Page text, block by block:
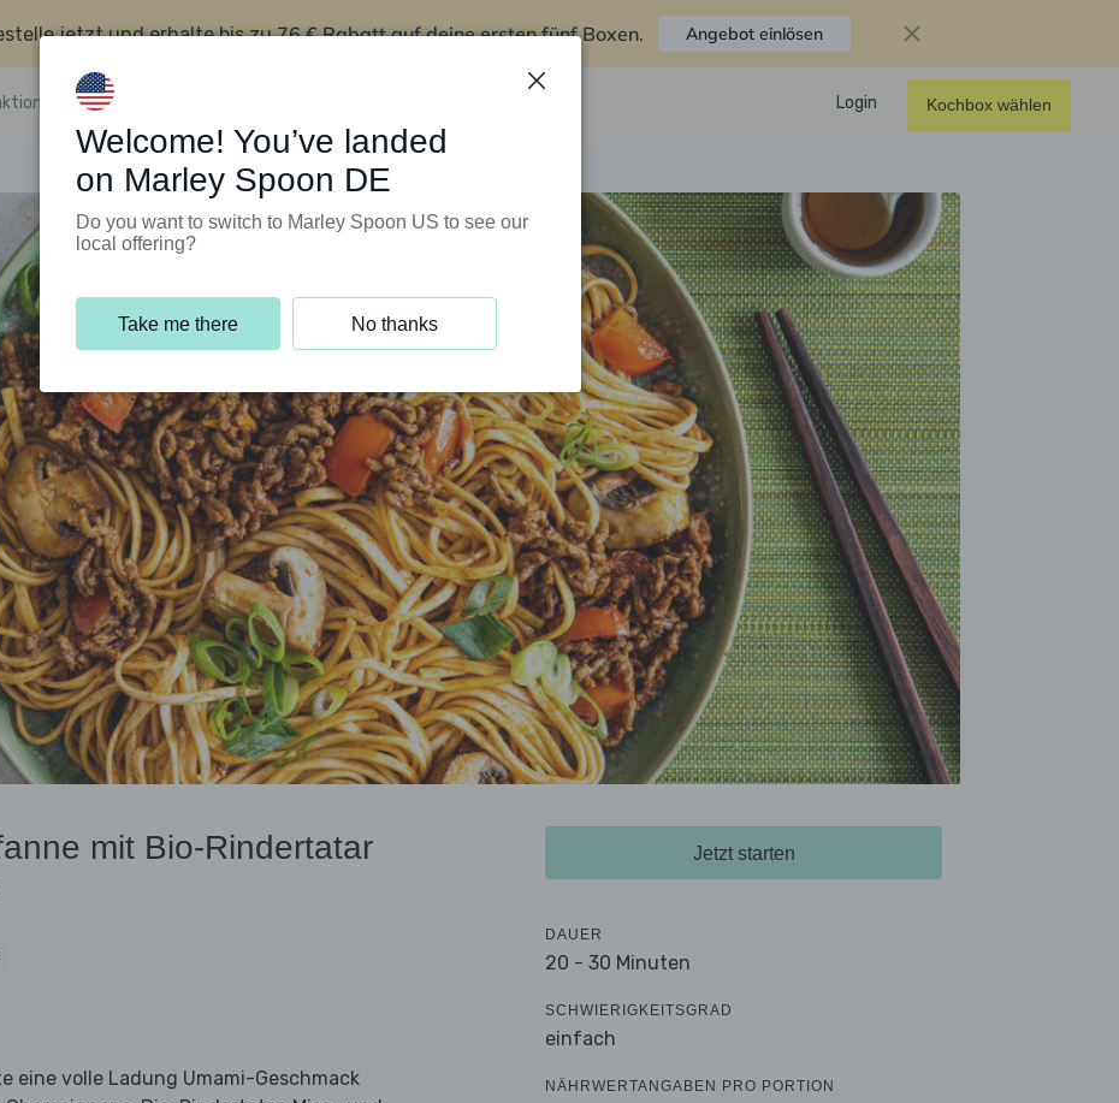
jetzt und erhalte bis zu76 € Rabatt auf deine ersten fünf Boxen. Angebot einlösen
Kundenservice Login Kochbox wählen
mit Bio-Rindertatar
eine volle Ladung Umami-Geschmack
Jetzt starten
DAUER
20 - 30 Minuten
SCHWIERIGKEITSGRAD
einfach
NÄHRWERTANGABEN PRO PORTION
Welcome! You’ve landed
on Marley Spoon DE
Do you want to switch to Marley Spoon US to see our
local offering?
Take me there No thanks